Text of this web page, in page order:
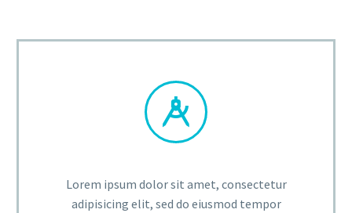


Lorem ipsum dolor sit amet, consectetur
adipisicing elit, sed do eiusmod tempor